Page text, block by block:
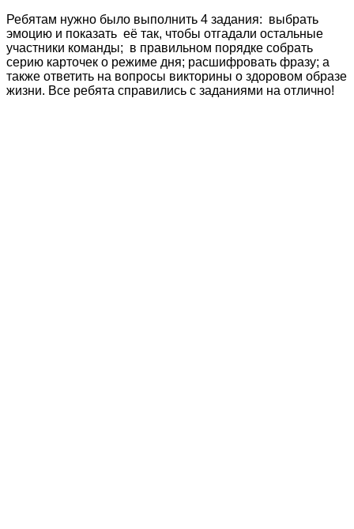
Ребятам нужно было выполнить 4 задания: выбрать
эмоцию и показать её так, чтобы отгадали остальные
участники команды; в правильном порядке собрать
серию карточек о режиме дня; расшифровать фразу; а
также ответить на вопросы викторины о здоровом образе
жизни. Все ребята справились с заданиями на отлично!